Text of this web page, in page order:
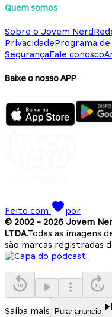
Quem somos
Sobre o Jovem Nerd
PrivacidadePrograma
SegurançaFale conosco
Baixe o nosso APP
Feito com
por
© 2002 - 2026 Jovem
LTDA.Todas as imagens
são marcas registradas
Saiba mais Pular anuncio